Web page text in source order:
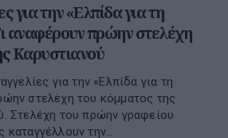
για την «Ελπίδα για τη
αναφέρουν πρώην στελέχη
Καρυστιανού
για την «Ελπίδα για τη
στελέχη του κόμματος της
Στελέχη του πρώην γραφείου
την...